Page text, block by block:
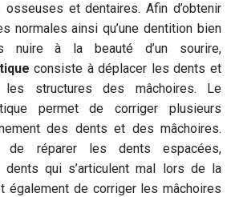
et dentaires. Afin d’obtenir
normales ainsi qu’une dentition bien
nuire à la beauté d’un sourire,
consiste à déplacer les dents et
structures des mâchoires. Le
permet de corriger plusieurs
des dents et des mâchoires.
de réparer les dents espacées,
dents qui s’articulent mal lors de la
également de corriger les mâchoires